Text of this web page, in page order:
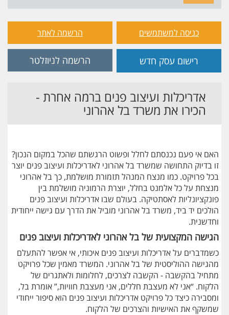
כניסה למשתמשים הרשמה לאתר
רישום עסק חדש הרשמה לניוזלטר
אדריכלות ועיצוב פנים ברמה אחרת -
הכירו את משרד בל אהרוני
האם אי פעם נכנסתם לחלל ופשוט הרגשתם שהכל במקום הנכון?
זו בדיוק התחושה שמשרד בל אהרוני לאדריכלות ועיצוב פנים יוצר
בכל פרויקט. כמו מנצח המנהל תזמורת מושלמת, כך בל אהרוני
מנצחת על כל אלמנט בחלל, יוצרת הרמוניה מושלמת בין
פונקציונליות לאסתטיקה. בעולם שבו אדריכלות ועיצוב פנים
הולכים יד ביד, משרד בל אהרוני מוביל את הדרך עם גישה ייחודית
וחדשנית.
הגישה המקצועית של בל אהרוני לאדריכלות ועיצוב פנים
כשמדברים על אדריכלות ועיצוב פנים איכותי, אי אפשר להתעלם
מהגישה ההוליסטית של בל אהרוני. המשרד מאמין שכל פרויקט
מתחיל בהקשבה - הקשבה לצרכים, לחלומות ולאתגרים של
הלקוח. “אני לא מעצבת חללים, אני מעצבת חוויות,” אומרת בל,
ומסבירה כיצד כל פרויקט אדריכלות ועיצוב פנים הוא סיפור ייחודי
שמשקף את האישיות והצרכים של הלקוח.